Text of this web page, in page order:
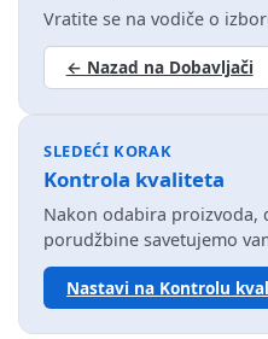
Vratite se na vodiče o
← Nazad na Dobavljači
SLEDEĆI KORAK
Kontrola kvaliteta
Nakon odabira proizvoda,
porudžbine savetujemo
Nastavi na Kontrolu